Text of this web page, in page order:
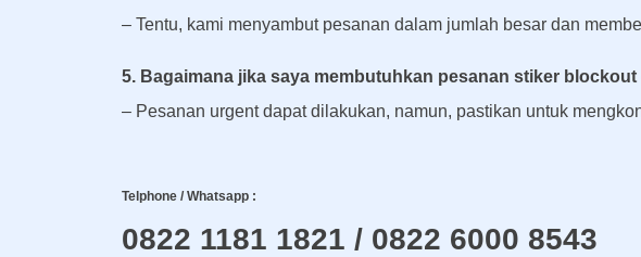
– Tentu, kami menyambut pesanan dalam jumlah besar dan
5. Bagaimana jika saya membutuhkan pesanan stiker
– Pesanan urgent dapat dilakukan, namun, pastikan untuk
Telphone / Whatsapp :
0822 1181 1821 / 0822 6000 8543